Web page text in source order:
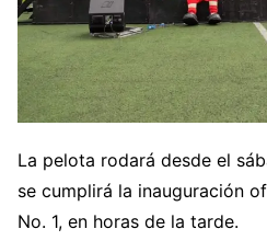
La pelota rodará desde el
se cumplirá la inauguración
No. 1, en horas de la tarde.